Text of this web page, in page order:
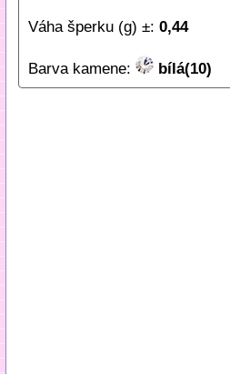
Váha šperku (g) ±: 0,44
Barva kamene: bílá(10)